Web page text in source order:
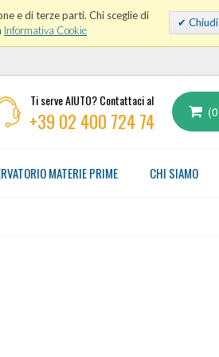
e di terze parti. Chi sceglie di
Informativa Cookie
Chiudi
Ti serve AIUTO? Contattaci al
+39 02 400 724 74 0
CHI SIAMO
MATERIE PRIME